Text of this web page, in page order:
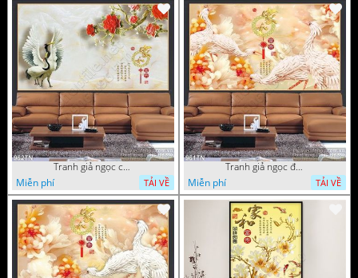
Tranh giả ngọc chim hạc và hoa
Miễn phí
TẢI VỀ
Tranh giả ngọc đội hạc và hoa cúc
Miễn phí
TẢI VỀ